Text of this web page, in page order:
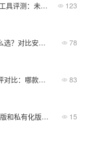
2026年企业即时通讯工具评测：未来一年值得关注的四大趋势 123
政企内部聊天系统怎么选？对比安全性与协同功能的选型指南 78
开源即时通讯软件横评对比：哪款更适合你的企业？ 83
即时通讯系统的SaaS版和私有化版，核心差异对比 15